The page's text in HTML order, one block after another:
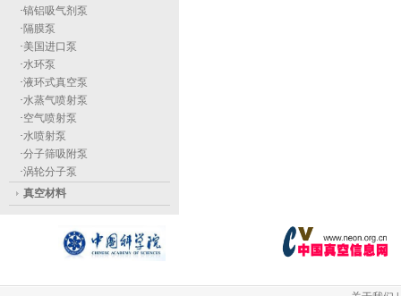
·镐铝吸气剂泵
· 隔膜泵
·美国进口泵
·水环泵
·液环式真空泵
·水蒸气喷射泵
·空气喷射泵
·水喷射泵
·分子筛吸附泵
·涡轮分子泵
真空材料